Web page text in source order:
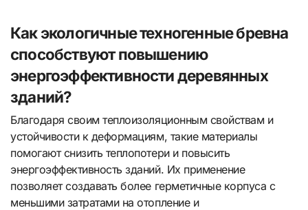
Как экологичные техногенные бревна
способствуют повышению
энергоэффективности деревянных
зданий?
Благодаря своим теплоизоляционным свойствам и
устойчивости к деформациям, такие материалы
помогают снизить теплопотери и повысить
энергоэффективность зданий. Их применение
позволяет создавать более герметичные корпуса с
меньшими затратами на отопление и